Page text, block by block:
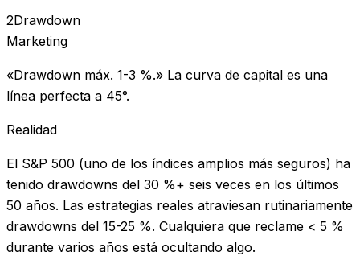
2Drawdown
Marketing
«Drawdown máx. 1-3 %.» La curva de capital es una
línea perfecta a 45°.
Realidad
El S&P 500 (uno de los índices amplios más seguros) ha
tenido drawdowns del 30 %+ seis veces en los últimos
50 años. Las estrategias reales atraviesan rutinariamente
drawdowns del 15-25 %. Cualquiera que reclame < 5 %
durante varios años está ocultando algo.